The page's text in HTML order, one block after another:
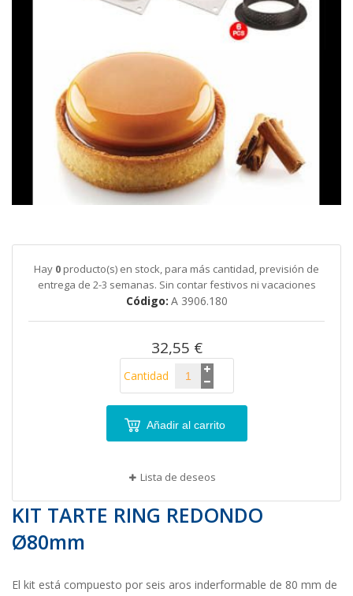
comienzo
galería
imágenes
Hay 0 producto(s) en stock, para más cantidad, previsión de
entrega de 2-3 semanas. Sin contar festivos ni vacaciones
Código A 3906.180
32,55 €
Cantidad
Añadir al carrito
Lista de deseos
KIT TARTE RING REDONDO
Ø80mm
El kit está compuesto por seis aros inderformable de 80 mm de